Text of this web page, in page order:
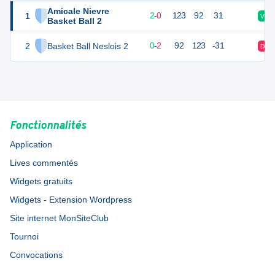
1
Amicale Nievre
Basket Ball 2
2 Basket Ball Neslois 2
2-0 123 92 31 V
2 0-2 92 123 -31 D
Fonctionnalités
Application
Lives commentés
Widgets gratuits
Widgets - Extension Wordpress
Site internet MonSiteClub
Tournoi
Convocations